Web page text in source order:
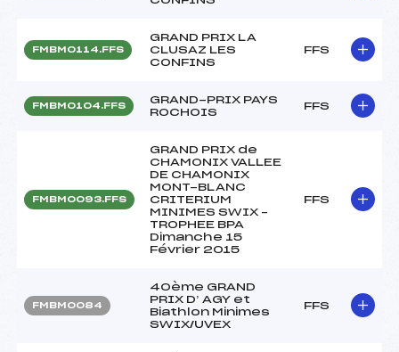
FMBM0114.FFS
GRAND PRIX LA
CLUSAZ LES
CONFINS
FFS
FMBM0104.FFS
GRAND-PRIX PAYS
ROCHOIS
FFS
FMBM0093.FFS
GRAND PRIX de
CHAMONIX VALLEE
DE CHAMONIX
MONT-BLANC
CRITERIUM
MINIMES SWIX –
TROPHEE BPA
Dimanche 15
Février 2015
FFS
FMBM0084
40ème GRAND
PRIX D’ AGY et
Biathlon Minimes
SWIX/UVEX
FFS